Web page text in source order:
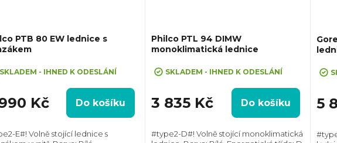
PTB 80 EW lednice s
SKLADEM - IHNED K ODESLÁNÍ
Kč Do košíku
E#! Volně stojící lednice s
Philco PTL 94 DIMW
monoklimatická lednice
SKLADEM - IHNED K ODESLÁNÍ
3 835 Kč Do košíku
#type2-D#! Volně stojící monoklimatická
5